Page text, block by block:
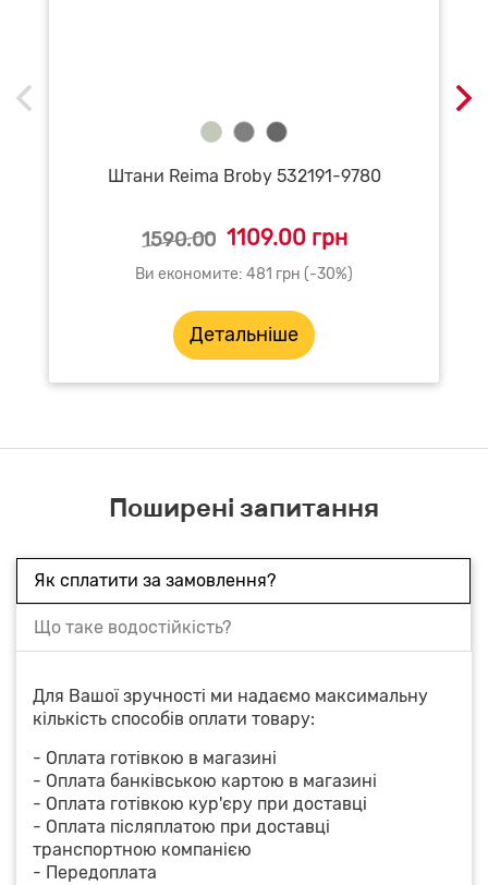
Штани Reima Broby 532191-9780
1590.00 1109.00 грн
Ви економите: 481 грн (-30%)
Детальніше
Поширені запитання
Як сплатити за замовлення?
Що таке водостійкість?
Для Вашої зручності ми надаємо максимальну
кількість способів оплати товару:
- Оплата готівкою в магазині
- Оплата банківською картою в магазині
- Оплата готівкою кур'єру при доставці
- Оплата післяплатою при доставці
транспортною компанією
- Передоплата